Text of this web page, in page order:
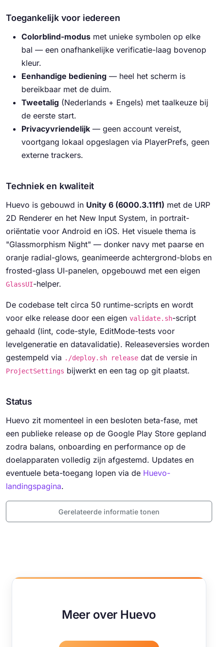
Toegankelijk voor iedereen
Colorblind-modus met unieke symbolen op elke
bal — een onafhankelijke verificatie-laag bovenop
kleur.
Eenhandige bediening — heel het scherm is
bereikbaar met de duim.
Tweetalig (Nederlands + Engels) met taalkeuze bij
de eerste start.
Privacyvriendelijk — geen account vereist,
voortgang lokaal opgeslagen via PlayerPrefs, geen
externe trackers.
Techniek en kwaliteit
Huevo is gebouwd in Unity 6 (6000.3.11f1) met de URP
2D Renderer en het New Input System, in portrait-
oriëntatie voor Android en iOS. Het visuele thema is
"Glassmorphism Night" — donker navy met paarse en
oranje radial-glows, geanimeerde achtergrond-blobs en
frosted-glass UI-panelen, opgebouwd met een eigen
GlassUI-helper.
De codebase telt circa 50 runtime-scripts en wordt
voor elke release door een eigen validate.sh-script
gehaald (lint, code-style, EditMode-tests voor
levelgeneratie en datavalidatie). Releaseversies worden
gestempeld via ./deploy.sh release dat de versie in
ProjectSettings bijwerkt en een tag op git plaatst.
Status
Huevo zit momenteel in een besloten beta-fase, met
een publieke release op de Google Play Store gepland
zodra balans, onboarding en performance op de
doelapparaten volledig zijn afgestemd. Updates en
eventuele beta-toegang lopen via de Huevo-
landingspagina.
Gerelateerde informatie tonen
Meer over Huevo